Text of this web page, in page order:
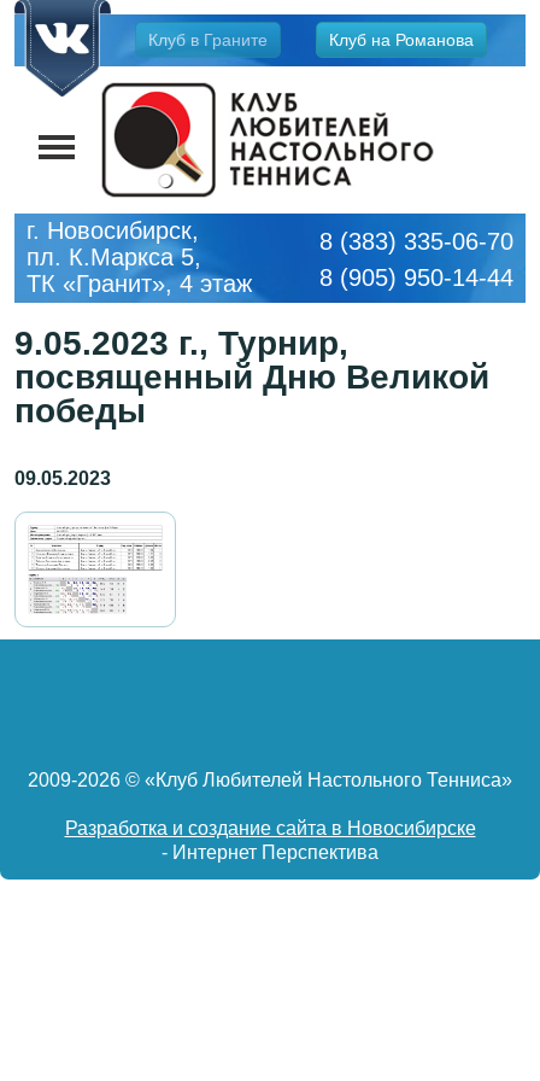
Jump
navigation
Клуб в Граните Клуб на Романова
г. Новосибирск,
пл. К.Маркса 5,
ТК «Гранит», 4 этаж
8 (383) 335-06-70
8 (905) 950-14-44
9.05.2023 г., Турнир,
посвященный Дню Великой
победы
2009-2026 © «Клуб Любителей Настольного Тенниса»
Разработка и создание сайта в Новосибирске
- Интернет Перспектива